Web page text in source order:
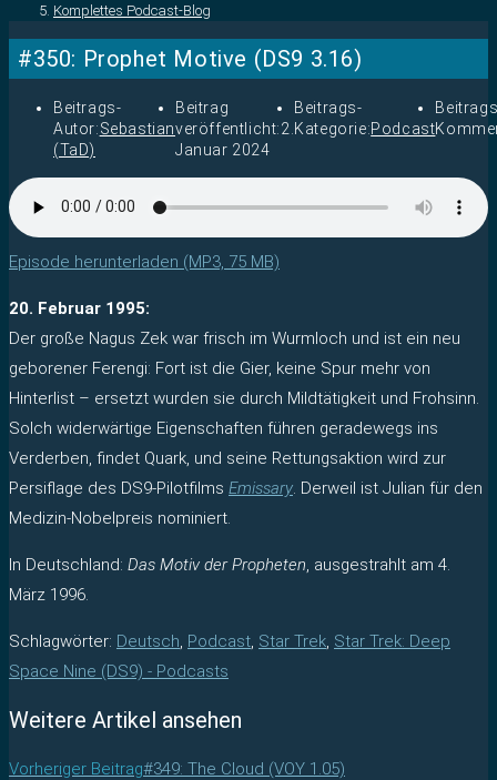
Komplettes Podcast-Blog
#350: Prophet Motive (DS9 3.16)
Beitrags-
Autor:Sebastian
(TaD)
Beitrag
veröffentlicht:2.
Januar 2024
Beitrags-
Kategorie:Podcast
Episode herunterladen (MP3, 75 MB)
20. Februar 1995:
Der große Nagus Zek war frisch im Wurmloch und ist ein neu
geborener Ferengi: Fort ist die Gier, keine Spur mehr von
Hinterlist – ersetzt wurden sie durch Mildtätigkeit und Frohsinn.
Solch widerwärtige Eigenschaften führen geradewegs ins
Verderben, findet Quark, und seine Rettungsaktion wird zur
Persiflage des DS9-Pilotfilms Emissary. Derweil ist Julian für den
Medizin-Nobelpreis nominiert.
In Deutschland: Das Motiv der Propheten, ausgestrahlt am 4.
März 1996.
Schlagwörter: Deutsch, Podcast, Star Trek, Star Trek: Deep
Space Nine (DS9) - Podcasts
Weitere Artikel ansehen
Vorheriger Beitrag#349: The Cloud (VOY 1.05)